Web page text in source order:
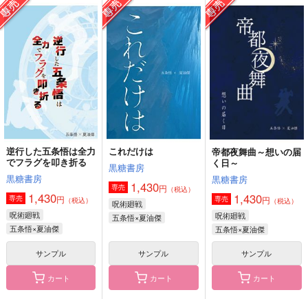
モラトリアムの匣２
黒糖書房
1,430円（税込）
五条悟×夏油傑
サンプル
作品詳細
君の音だけが色づいて
見えた
黒糖書房
1,430円 （税込）
五条悟×夏油傑
サンプル
作品詳細
春の青さの瓶詰め
黒糖書房
（税込）
オールキャラ
作品詳細
逆行した五条悟は全力
でフラグを叩き折る
黒糖書房
専売 1,430円 （税込）
呪術廻戦
五条悟×夏油傑
サンプル
カート
これだけは
黒糖書房
専売 1,430円 （税込）
呪術廻戦
五条悟×夏油傑
サンプル
カート
帝都夜舞曲～想いの届
く日～
黒糖書房
専売 1,430円 （税込）
呪術廻戦
五条悟×夏油傑
サンプル
カート